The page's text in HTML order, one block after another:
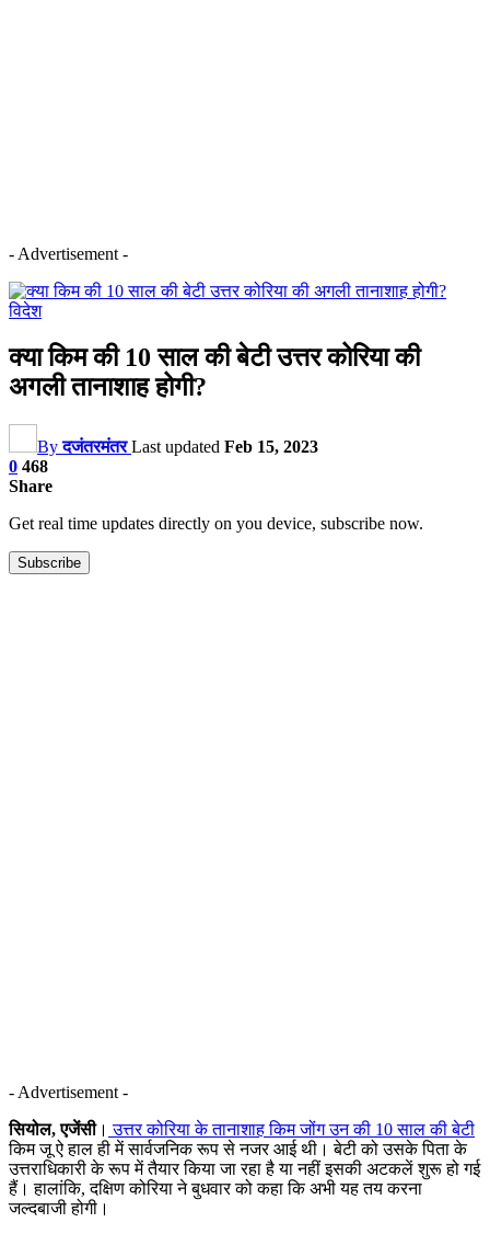
- Advertisement -
विदेश
क्या किम की 10 साल की बेटी उत्तर कोरिया की
अगली तानाशाह होगी?
Byदजंतरमंतर Last updated Feb 15, 2023
0 468
Share
Get real time updates directly on you device, subscribe now.
Subscribe
- Advertisement -
सियोल, एजेंसी। उत्तर कोरिया के तानाशाह किम जोंग उन की 10 साल की बेटी
किम जू ऐ हाल ही में सार्वजनिक रूप से नजर आई थी। बेटी को उसके पिता के
उत्तराधिकारी के रूप में तैयार किया जा रहा है या नहीं इसकी अटकलें शुरू हो गई
हैं। हालांकि, दक्षिण कोरिया ने बुधवार को कहा कि अभी यह तय करना
जल्दबाजी होगी।